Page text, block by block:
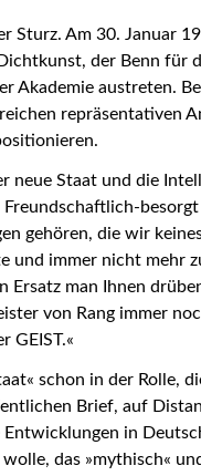
Sturz. Am 30. Januar
der Benn für
Akademie austreten.
repräsentativen
neue Staat und die
gehören, die wir
immer nicht mehr
Ersatz man Ihnen
von Rang immer
GEIST.«
schon in der Rolle,
Brief, auf
in
das »mythisch«